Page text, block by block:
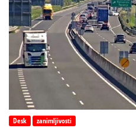
Desk zanimljivosti